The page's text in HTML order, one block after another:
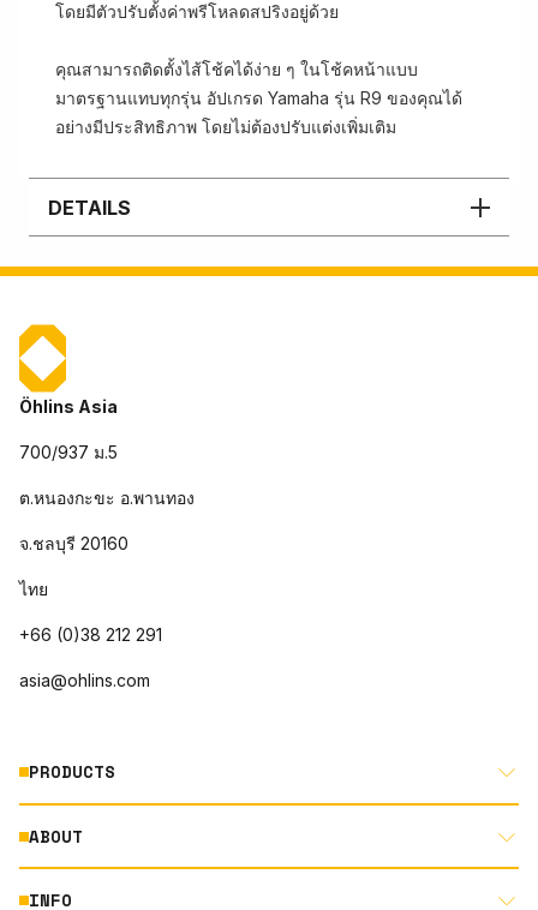
โดยมีตัวปรับตั้งค่าพรีโหลดสปริงอยู่ด้วย
คุณสามารถติดตั้งไส้โช้คได้ง่าย ๆ ในโช้คหน้าแบบ
มาตรฐานแทบทุกรุ่น อัปเกรด Yamaha รุ่น R9 ของคุณได้
อย่างมีประสิทธิภาพ โดยไม่ต้องปรับแต่งเพิ่มเติม​​​​​​
DETAILS
Öhlins Asia
700/937 ม.5
ต.หนองกะขะ อ.พานทอง
จ.ชลบุรี 20160
ไทย
+66 (0)38 212 291
asia@ohlins.com
PRODUCTS
MOTORCYCLE
AUTOMOTIVE
ABOUT
INFO